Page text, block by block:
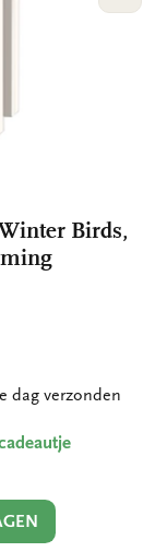
Birds,
dag verzonden